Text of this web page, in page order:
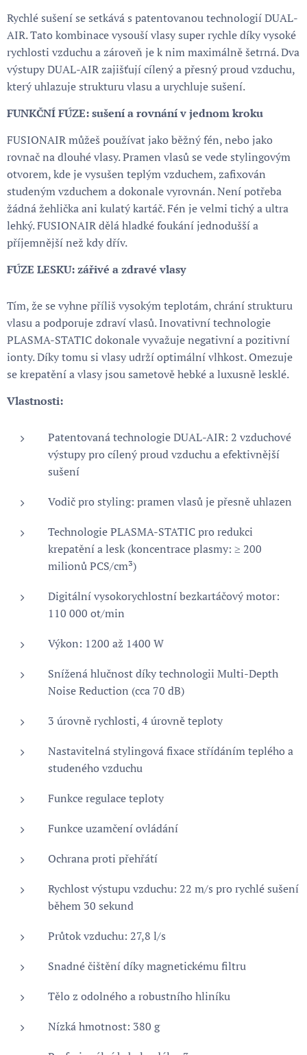
Rychlé sušení se setkává s patentovanou technologií DUAL-
AIR. Tato kombinace vysouší vlasy super rychle díky vysoké
rychlosti vzduchu a zároveň je k nim maximálně šetrná. Dva
výstupy DUAL-AIR zajišťují cílený a přesný proud vzduchu,
který uhlazuje strukturu vlasu a urychluje sušení.
FUNKČNÍ FÚZE: sušení a rovnání v jednom kroku
FUSIONAIR můžeš používat jako běžný fén, nebo jako
rovnač na dlouhé vlasy. Pramen vlasů se vede stylingovým
otvorem, kde je vysušen teplým vzduchem, zafixován
studeným vzduchem a dokonale vyrovnán. Není potřeba
žádná žehlička ani kulatý kartáč. Fén je velmi tichý a ultra
lehký. FUSIONAIR dělá hladké foukání jednodušší a
příjemnější než kdy dřív.
FÚZE LESKU: zářivé a zdravé vlasy
Tím, že se vyhne příliš vysokým teplotám, chrání strukturu
vlasu a podporuje zdraví vlasů. Inovativní technologie
PLASMA-STATIC dokonale vyvažuje negativní a pozitivní
ionty. Díky tomu si vlasy udrží optimální vlhkost. Omezuje
se krepatění a vlasy jsou sametově hebké a luxusně lesklé.
Vlastnosti:
Patentovaná technologie DUAL-AIR: 2 vzduchové
výstupy pro cílený proud vzduchu a efektivnější
sušení
Vodič pro styling: pramen vlasů je přesně uhlazen
Technologie PLASMA-STATIC pro redukci
krepatění a lesk (koncentrace plasmy: ≥ 200
milionů PCS/cm³)
Digitální vysokorychlostní bezkartáčový motor:
110 000 ot/min
Výkon: 1200 až 1400 W
Snížená hlučnost díky technologii Multi-Depth
Noise Reduction (cca 70 dB)
3 úrovně rychlosti, 4 úrovně teploty
Nastavitelná stylingová fixace střídáním teplého a
studeného vzduchu
Funkce regulace teploty
Funkce uzamčení ovládání
Ochrana proti přehřátí
Rychlost výstupu vzduchu: 22 m/s pro rychlé sušení
během 30 sekund
Průtok vzduchu: 27,8 l/s
Snadné čištění díky magnetickému filtru
Tělo z odolného a robustního hliníku
Nízká hmotnost: 380 g